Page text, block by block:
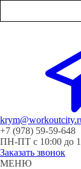
+7 (978) 59-59-648
ПН-ПТ с 10:00 до
Заказать звонок
МЕНЮ